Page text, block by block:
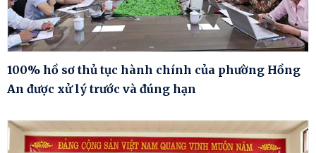
100% hồ sơ thủ tục hành chính của phường Hồng
An được xử lý trước và đúng hạn